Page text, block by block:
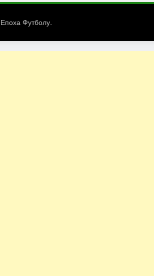
Епоха Футболу.